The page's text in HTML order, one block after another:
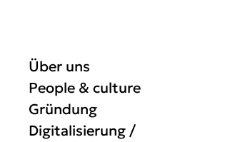
Über uns
People & culture
Gründung
Digitalisierung /